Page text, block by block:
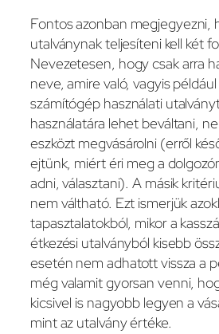
Fontos azonban megjegyezni,
utalványnak teljesíteni kell két
Nevezetesen, hogy csak arra
neve, amire való, vagyis
számítógép használati
használatára lehet beváltani,
eszközt megvásárolni (erről
ejtünk, miért éri meg a
adni, választani). A másik
nem váltható. Ezt ismerjük
tapasztalatokból, mikor a
étkezési utalványból kisebb
esetén nem adhatott vissza a
még valamit gyorsan venni,
kicsivel is nagyobb legyen a
mint az utalvány értéke.